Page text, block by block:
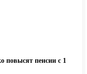
повысят пенсии с 1